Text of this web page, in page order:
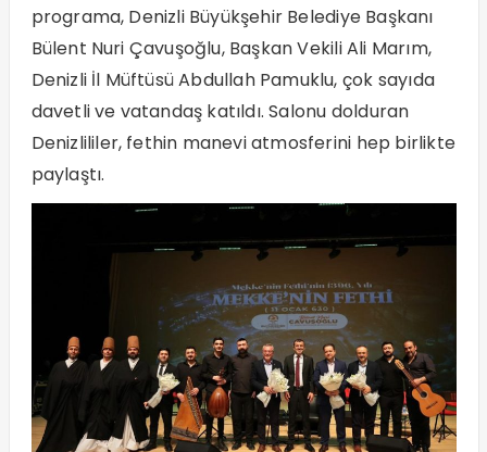
programa, Denizli Büyükşehir Belediye Başkanı
Bülent Nuri Çavuşoğlu, Başkan Vekili Ali Marım,
Denizli İl Müftüsü Abdullah Pamuklu, çok sayıda
davetli ve vatandaş katıldı. Salonu dolduran
Denizlililer, fethin manevi atmosferini hep birlikte
paylaştı.